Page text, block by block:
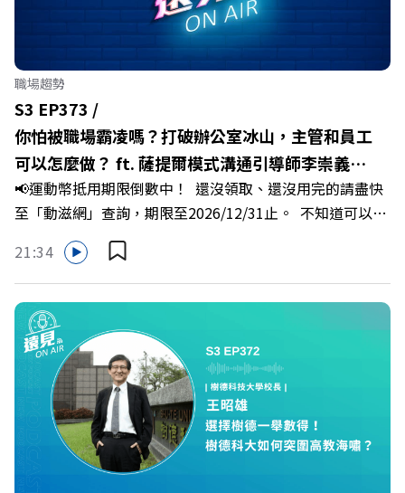
立的科技版圖中搶先卡位亞創中心？🔺品牌如何雙重升級，
化傳統作物為高價值的精品品牌？🔺如何將自身的失敗學，
轉化為凝聚團隊與縣民認同感的力量？🔺在迎向黃金十年的
新局下，嘉義如何打造子弟能安心安居的未來？ 主持人／
遠見雜誌副社長兼遠見智庫總編輯 李建興 與談人／嘉義縣
縣長 翁章梁、立法委員 蔡易餘、財信傳媒集團董事長 謝金
河、紙風車劇團創辦人 李永豐、嘉義縣人力發展所所長 許
喻理+++++🎂歡慶遠見40歲生日！手速搶下破天荒的獨家
優惠>>>https://gvmkt.pse.is/9e5pbz✨關注《遠見》更多
的社群：LINE：https://reurl.cc/A4ELQpIG：
https://bit.ly/3AjBWNVYT：https://bit.ly/38jNi9k
職場趨勢
S3 EP373 /
你怕被職場霸凌嗎？打破辦公室冰山，主管和員工
可以怎麼做？ ft. 薩提爾模式溝通引導師李崇義、
謝佳芸
📢運動幣抵用期限倒數中！ 還沒領取、還沒用完的請盡快
至「動滋網」查詢，期限至2026/12/31止。 不知道可以在
哪裡使用嗎？ 上「動滋網」【合作店家】專區，全台五千
多家合作業者任你選，馬上來找適用地點！ ➡️
https://fstry.pse.is/9epct2 —— 以上為 FMTaiwan 與
Firstory Podcast 廣告 —— 你常在職場中感到焦慮、害怕
犯錯，甚至覺得自己正遭受不友善的對待或霸凌嗎？當工作
中的人際摩擦、怕輸怕失敗的緊繃感成為日常，我們不能只
是委屈討好或一味逃避，更需要學會看透人際互動底層的
「職場冰山」。 本集《遠見 ON AIR》邀請到薩提爾模式溝
通引導師、天下文化新書《透視職場冰山》作者李崇義與謝
佳芸老師，帶你透過「冰山理論」拆解職場上的對立與衝
突，學會用「好奇」代替「批判」。即使在變動快速的AI時
21:34